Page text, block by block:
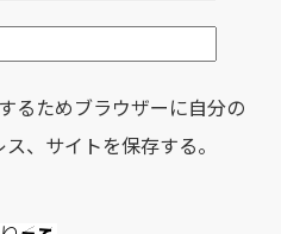
るためブラウザーに自分の
、サイトを保存する。